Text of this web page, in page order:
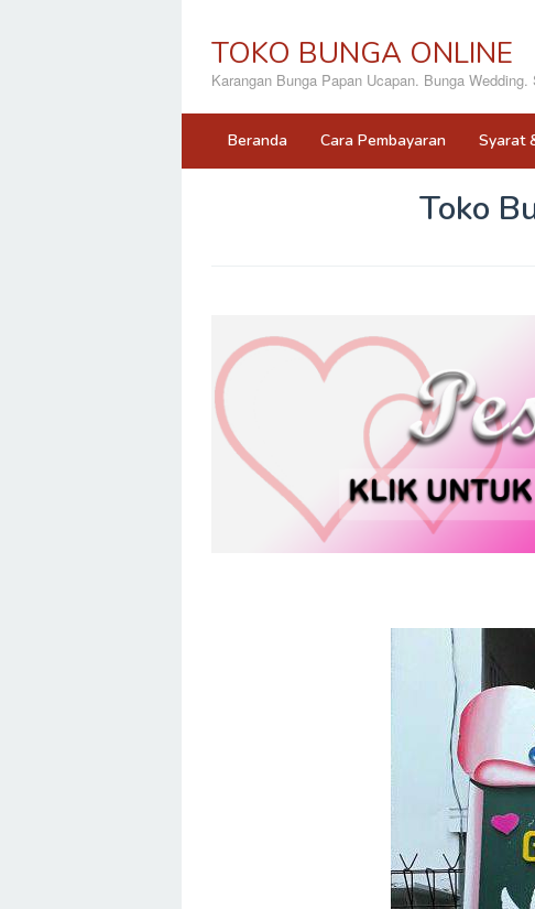
TOKO BUNGA ONLINE
Karangan Bunga Papan Ucapan. Bunga
Beranda Cara Pembayaran Syarat
Toko